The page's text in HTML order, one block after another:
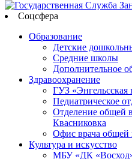
Соцсфера
Образование
Детские
Средние школы
Дополнительное
Здравоохранение
ГУЗ
Педиатрическое
Отделение общей
Квасниковка
Офис врача общей
Культура и искусство
МБУ «ДК